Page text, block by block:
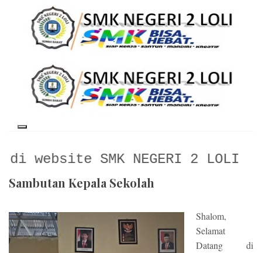
NEGERI 2 LOLI
Sambutan Kepala Sekolah
Shalom,
Selamat
Datang di